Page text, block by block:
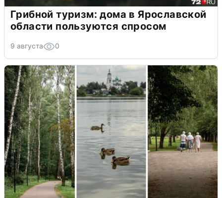
Грибной туризм: дома в Ярославской
области пользуются спросом
9 августа 0